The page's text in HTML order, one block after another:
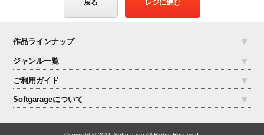
戻る レジに進む
作品ラインナップ
ジャンル一覧
ご利用ガイド
Softgarageについて